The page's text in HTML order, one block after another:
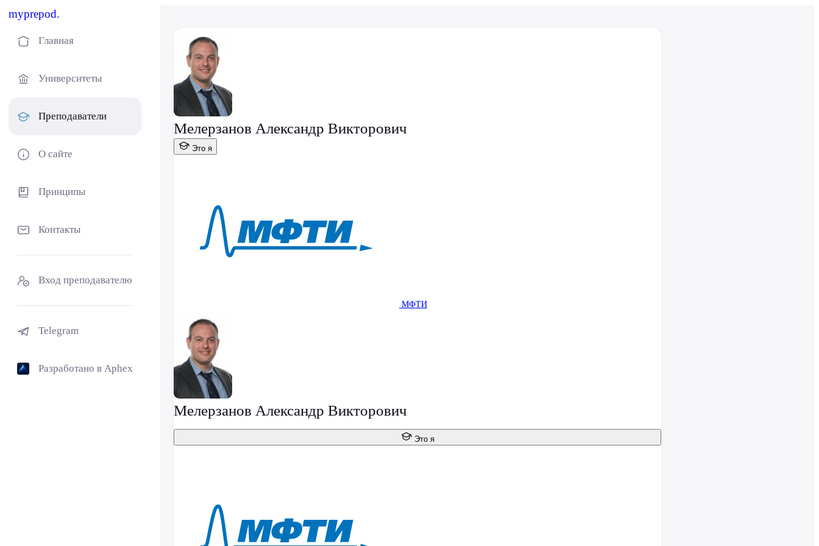
myprepod.
Главная
Университеты
Преподаватели
О сайте
Принципы
Контакты
Вход преподавателю
Telegram
Разработано в Aphex
Мелерзанов Александр Викторович
Это я
МФТИ
Мелерзанов Александр Викторович
Это я